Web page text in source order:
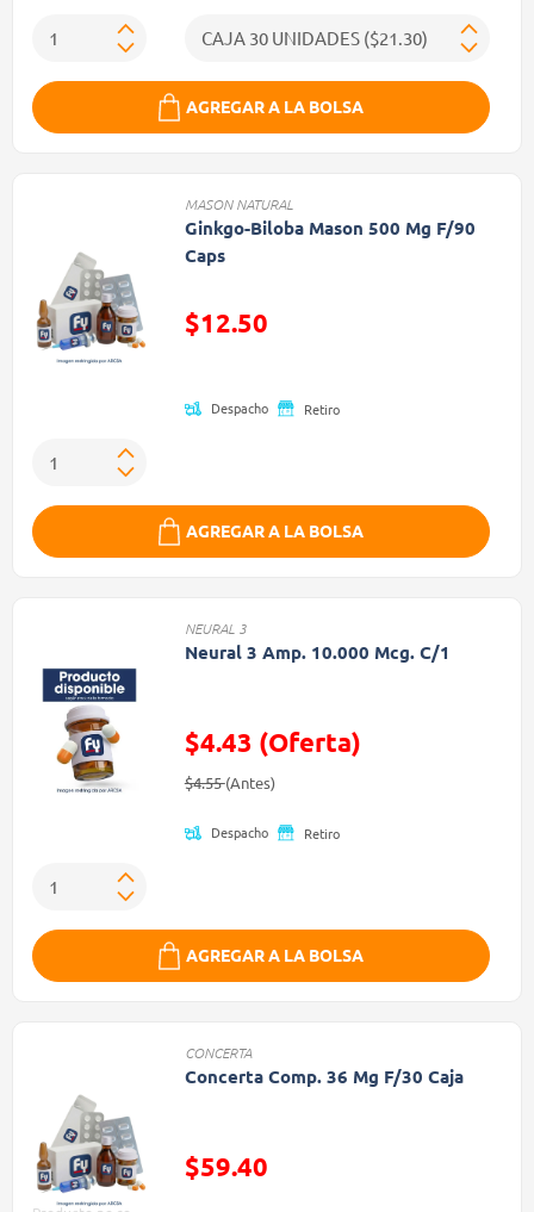
AGREGAR A LA BOLSA
MASON NATURAL
Ginkgo-Biloba Mason 500 Mg F/90
Caps
Precio reducido de
$12.50
Despacho Retiro
AGREGAR A LA BOLSA
NEURAL 3
Neural 3 Amp. 10.000 Mcg. C/1
$4.43 (Oferta)
Precio reducido de
$4.55(Antes)(Oferta)
Despacho Retiro
AGREGAR A LA BOLSA
CONCERTA
Concerta Comp. 36 Mg F/30 Caja
$59.40